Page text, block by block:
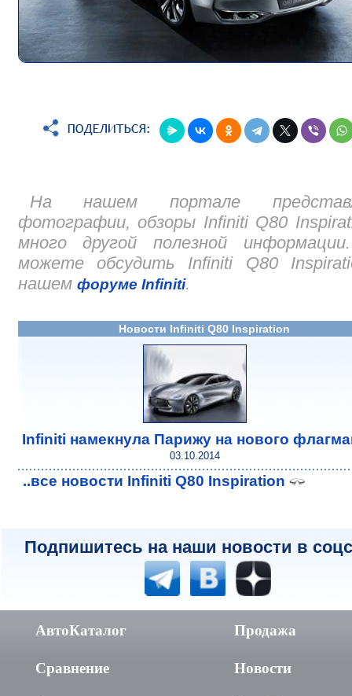
На нашем портале
фотографии, обзоры Infiniti Q80
много другой полезной
можете обсудить Infiniti Q80
нашем форуме Infiniti.
Новости Infiniti Q80 Inspiration
Infiniti намекнула Парижу на нового
03.10.2014
..все новости Infiniti Q80 Inspiration
Подпишитесь на наши новости в
АвтоКаталог
Сравнение
Продажа
Новости